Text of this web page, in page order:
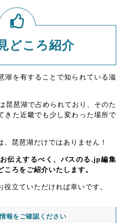
どころ紹介
湖を有することで知られている滋
琵琶湖で占められており、そのた
きた近畿でも少し変わった場所で
琵琶湖だけではありません！
伝えするべく、バスのる.jp編集
ろをご紹介いたします。
立ていただければ幸いです。
報をご確認ください